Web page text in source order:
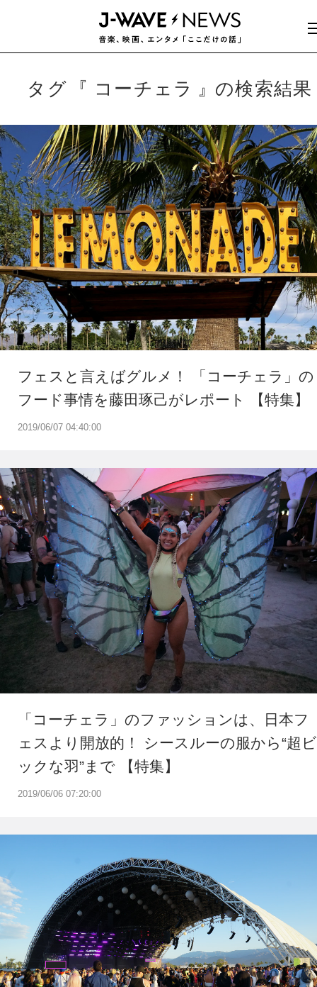
タグ コーチェラ の検索結果
2019/06/07 04:40:00
フェスと言えばグルメ！ 「コーチェラ」の
フード事情を藤田琢己がレポート 【特集】
2019/06/06 07:20:00
「コーチェラ」のファッションは、日本フ
ェスより開放的！ シースルーの服から“超ビ
ックな羽”まで 【特集】